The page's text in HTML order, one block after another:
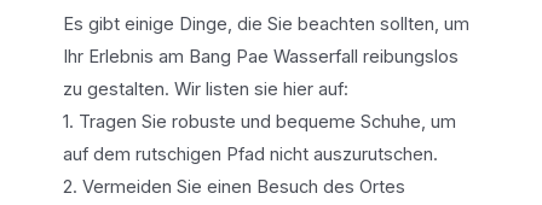
Es gibt einige Dinge, die Sie beachten sollten, um
Ihr Erlebnis am Bang Pae Wasserfall reibungslos
zu gestalten. Wir listen sie hier auf:
1. Tragen Sie robuste und bequeme Schuhe, um
auf dem rutschigen Pfad nicht auszurutschen.
2. Vermeiden Sie einen Besuch des Ortes